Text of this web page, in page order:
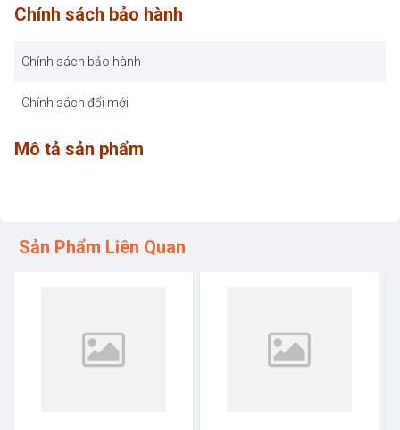
Chính sách bảo hành
Chính sách bảo hành
Chính sách đổi mới
Mô tả sản phẩm
Sản Phẩm Liên Quan